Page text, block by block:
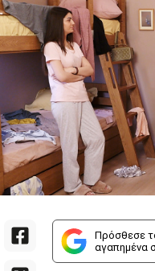
Πρόσθεσε
αγαπημένα